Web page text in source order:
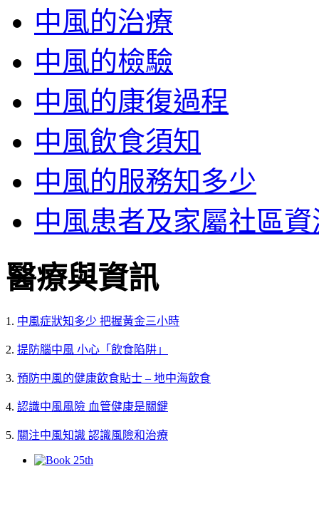
中風的治療
中風的檢驗
中風的康復過程
中風飲食須知
中風的服務知多少
中風患者及家屬社區資
醫療與資訊
1. 中風症狀知多少 把握黃金三小時
2. 提防腦中風 小心「飲食陷阱」
3. 預防中風的健康飲食貼士 – 地中海飲食
4. 認識中風風險 血管健康是關鍵
5. 關注中風知識 認識風險和治療